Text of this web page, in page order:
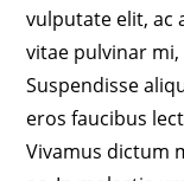
vulputate elit, ac
vitae pulvinar
Suspendisse
eros faucibus
Vivamus dictum